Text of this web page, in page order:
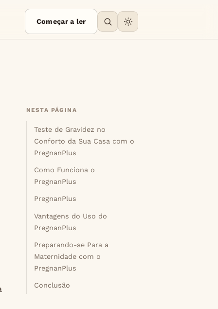
Começar a ler
NESTA PÁGINA
Teste de Gravidez no
Conforto da Sua Casa com o
PregnanPlus
Como Funciona o
PregnanPlus
PregnanPlus
Vantagens do Uso do
PregnanPlus
Preparando-se Para a
Maternidade com o
PregnanPlus
Conclusão